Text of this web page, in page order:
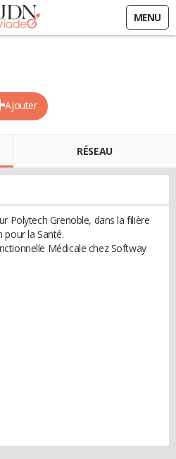
MENU
Ajouter
RÉSEAU
Polytech Grenoble, dans la filière
la Santé.
Médicale chez Softway